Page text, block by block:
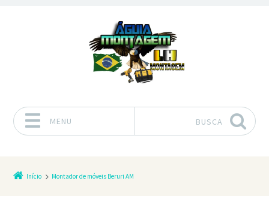
MENU BUSCA
Início Montador de móveis Beruri AM